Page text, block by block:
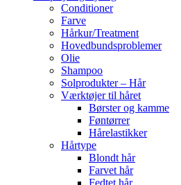
Conditioner
Farve
Hårkur/Treatment
Hovedbundsproblemer
Olie
Shampoo
Solprodukter – Hår
Værktøjer til håret
Børster og kamme
Føntørrer
Hårelastikker
Hårtype
Blondt hår
Farvet hår
Fedtet hår